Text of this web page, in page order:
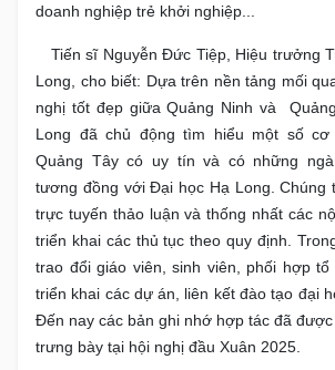
doanh nghiệp trẻ khởi nghiệp...
Tiến sĩ Nguyễn Đức Tiệp, Hiệu trưởng
Long, cho biết: Dựa trên nền tảng mối
nghị tốt đẹp giữa Quảng Ninh và
Long đã chủ động tìm hiểu một số
Quảng Tây có uy tín và có những
tương đồng với Đại học Hạ Long. Chúng
trực tuyến thảo luận và thống nhất các
triển khai các thủ tục theo quy định.
trao đổi giáo viên, sinh viên, phối hợp tổ
triển khai các dự án, liên kết đào tạo đại
Đến nay các bản ghi nhớ hợp tác đã
trưng bày tại hội nghị đầu Xuân 2025.